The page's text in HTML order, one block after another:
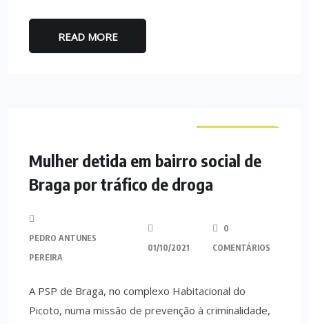
READ MORE
Mulher detida em bairro social de
Braga por tráfico de droga
PEDRO ANTUNES
PEREIRA
01/10/2021
0
COMENTÁRIOS
A PSP de Braga, no complexo Habitacional do
Picoto, numa missão de prevenção à criminalidade,